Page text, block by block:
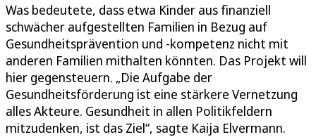
Was bedeutete, dass etwa Kinder aus finanziell
schwächer aufgestellten Familien in Bezug auf
Gesundheitsprävention und -kompetenz nicht mit
anderen Familien mithalten könnten. Das Projekt will
hier gegensteuern. „Die Aufgabe der
Gesundheitsförderung ist eine stärkere Vernetzung
alles Akteure. Gesundheit in allen Politikfeldern
mitzudenken, ist das Ziel“, sagte Kaija Elvermann.